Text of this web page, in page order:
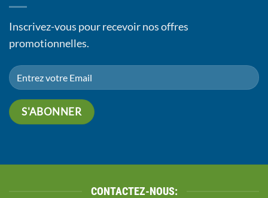
Inscrivez-vous pour recevoir nos offres
promotionnelles.
CONTACTEZ-NOUS: